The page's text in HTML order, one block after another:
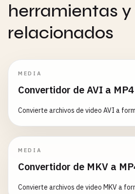
herramientas
relacionados
MEDIA
Convertidor de AVI a MP4
Convierte archivos de video AVI a
MEDIA
Convertidor de MKV a
Convierte archivos de video MKV a